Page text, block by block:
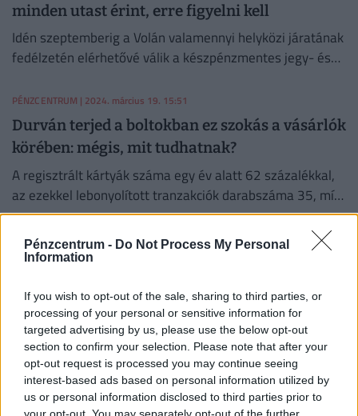
Pénzcentrum - Do Not Process My Personal
Information
If you wish to opt-out of the sale, sharing to third parties, or
processing of your personal or sensitive information for
targeted advertising by us, please use the below opt-out
section to confirm your selection. Please note that after your
opt-out request is processed you may continue seeing
interest-based ads based on personal information utilized by
us or personal information disclosed to third parties prior to
minden utast érint, erre figyelni kell
Idén szeptemberig a Volán valamennyi helyközi járatának
fedélzetén elérhetővé válik a készpénzmentes jegy- és
PÉNZCENTRUM | 2024. március 19. 15:51
Durván terjed a boltokban ez szokás a vásárlók
körében: mégis, mit tudhatnak?
A regisztrált kártyák száma egy év alatt 62 százalékkal,
az ezekkel lebonyolított tranzakciók darabszáma 35, míg
értékük 44 százalékkal emelkedett.
PÉNZCENTRUM| 2024. február 28. 14:13
Fontos változás élesedik márciusban a
aki online rendel
A mostani - az utánvétes csomagátvétellel és a
Rossmann-ajándékkártyával történő fizetéssel
kapcsolatos - változás rengeteg vásárlót érinthet.
PÉNZCENTRUM| 2024. február 26. 12:11